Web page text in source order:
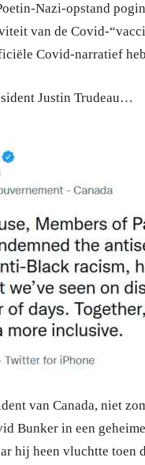
Nazi-opstand
van de Covid-
Covid-narratief
Justin Trudeau…
van Canada, niet
Bunker in een
hij heen vluchtte toen